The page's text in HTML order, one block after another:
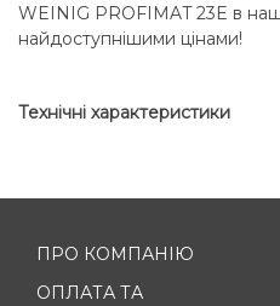
WEINIG PROFIMAT 23E в
найдоступнішими цінами!
Технічні характеристики
ПРО КОМПАНІЮ
ОПЛАТА ТА